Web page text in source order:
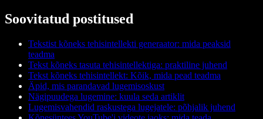
Soovitatud postitused
Tekstist kõneks tehisintellekti generaator: mida peaksid
teadma
Tekst kõneks tasuta tehisintellektiga: praktiline juhend
Tekst kõneks tehisintellekt: Kõik, mida pead teadma
Äpid, mis parandavad lugemisoskust
Nägipuudega lugemine: kuula seda artiklit
Lugemisvahendid raskustega lugejatele: põhjalik juhend